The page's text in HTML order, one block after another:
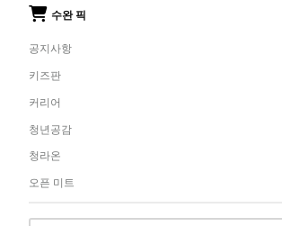
수완 픽
공지사항
키즈판
커리어
청년공감
청라온
오픈 미트